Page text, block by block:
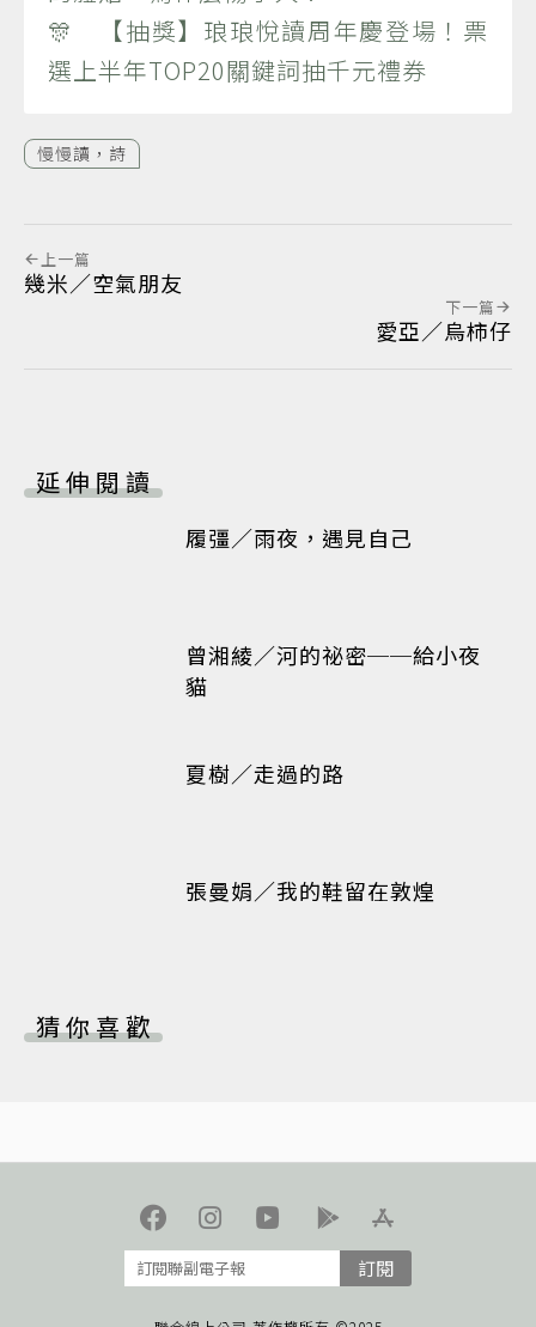
🎊 【抽獎】琅琅悅讀周年慶登場！票
選上半年TOP20關鍵詞抽千元禮券
慢慢讀，詩
上一篇
幾米／空氣朋友
下一篇
愛亞／烏柿仔
延伸閱讀
履彊／雨夜，遇見自己
曾湘綾／河的祕密──給小夜
貓
夏樹／走過的路
張曼娟／我的鞋留在敦煌
猜你喜歡
訂閱